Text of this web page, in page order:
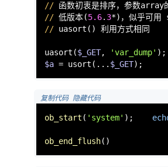
// 函数初衷是排序，参数array
// 低版本(5.6. 3
// uasort() 利用方式相同
uasort($_GET, 'var_dump'
$a = usort(... $_GET
复制代码 隐藏代码
ob_start ( 'system' );
ob_end_flush